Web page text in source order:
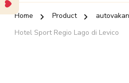
Home Product
Hotel Sport Regio Lago di Levico